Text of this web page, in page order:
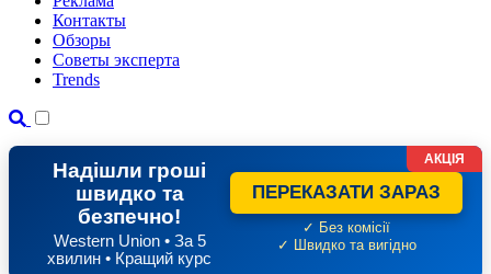
Контакты
Обзоры
Советы эксперта
Trends
Надішли гроші
швидко та
безпечно!
Western Union • За 5
хвилин • Кращий курс
ПЕРЕКАЗАТИ ЗАРАЗ
✓ Без комісії
✓ Швидко та вигідно
АКЦІЯ